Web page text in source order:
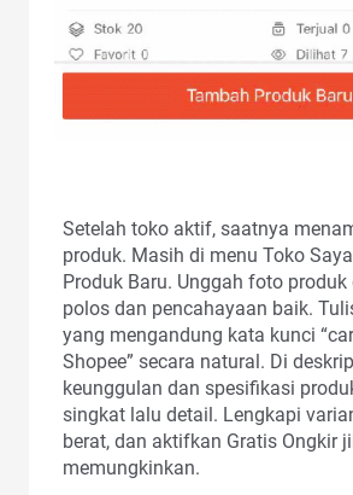
Setelah toko aktif, saatnya
produk. Masih di menu Toko
Produk Baru. Unggah foto
polos dan pencahayaan baik.
yang mengandung kata kunci
Shopee” secara natural. Di
keunggulan dan spesifikasi
singkat lalu detail. Lengkapi
berat, dan aktifkan Gratis Ongkir
memungkinkan.